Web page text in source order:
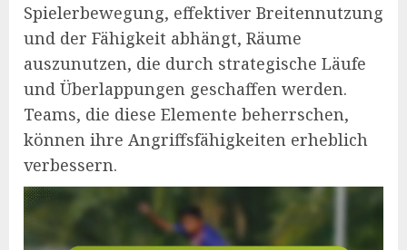
Spielerbewegung, effektiver Breitennutzung
und der Fähigkeit abhängt, Räume
auszunutzen, die durch strategische Läufe
und Überlappungen geschaffen werden.
Teams, die diese Elemente beherrschen,
können ihre Angriffsfähigkeiten erheblich
verbessern.